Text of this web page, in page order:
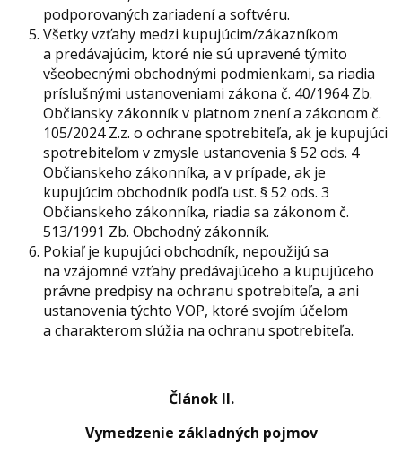
podporovaných zariadení a softvéru.
Všetky vzťahy medzi kupujúcim/zákazníkom
a predávajúcim, ktoré nie sú upravené týmito
všeobecnými obchodnými podmienkami, sa riadia
príslušnými ustanoveniami zákona č. 40/1964 Zb.
Občiansky zákonník v platnom znení a zákonom č.
105/2024 Z.z. o ochrane spotrebiteľa, ak je kupujúci
spotrebiteľom v zmysle ustanovenia § 52 ods. 4
Občianskeho zákonníka, a v prípade, ak je
kupujúcim obchodník podľa ust. § 52 ods. 3
Občianskeho zákonníka, riadia sa zákonom č.
513/1991 Zb. Obchodný zákonník.
Pokiaľ je kupujúci obchodník, nepoužijú sa
na vzájomné vzťahy predávajúceho a kupujúceho
právne predpisy na ochranu spotrebiteľa, a ani
ustanovenia týchto VOP, ktoré svojím účelom
a charakterom slúžia na ochranu spotrebiteľa.
Článok II.
Vymedzenie základných pojmov